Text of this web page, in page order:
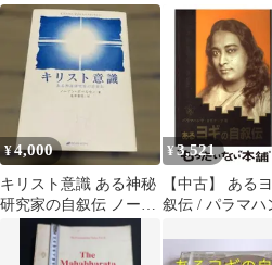
¥4,000
キリスト意識 ある神秘
研究家の自叙伝 ノーマ
ン・ポールセン
¥ 3,521
【中古】 ある
叙伝 / パラマハ